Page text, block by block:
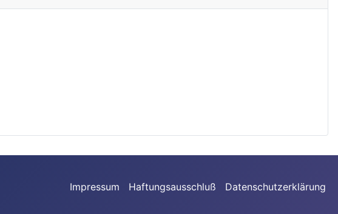
Impressum Haftungsausschluß Datenschutzerklärung